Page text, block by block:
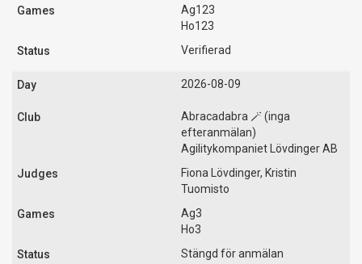
Ag123
Ho123
Verifierad
2026-08-09
Abracadabra 🪄 (inga
efteranmälan)
Agilitykompaniet Lövdinger AB
Fiona Lövdinger, Kristin
Tuomisto
Ag3
Ho3
Stängd för anmälan